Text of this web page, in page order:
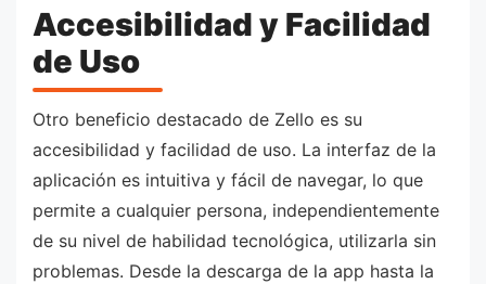
Accesibilidad y Facilidad
de Uso
Otro beneficio destacado de Zello es su
accesibilidad y facilidad de uso. La interfaz de la
aplicación es intuitiva y fácil de navegar, lo que
permite a cualquier persona, independientemente
de su nivel de habilidad tecnológica, utilizarla sin
problemas. Desde la descarga de la app hasta la